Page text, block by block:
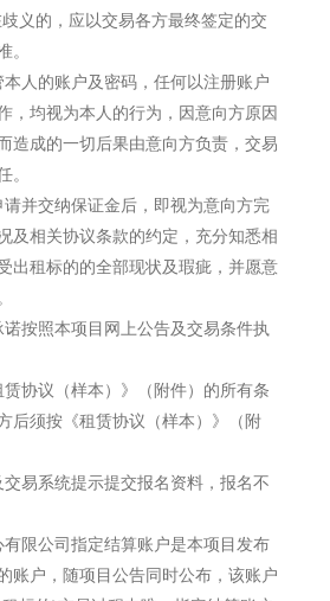
义的，应以交易各方最终签定的交
。
人的账户及密码，任何以注册账户
，均视为本人的行为，因意向方原因
造成的一切后果由意向方负责，交易
。
并交纳保证金后，即视为意向方完
及相关协议条款的约定，充分知悉相
出租标的的全部现状及瑕疵，并愿意
按照本项目网上公告及交易条件执
协议（样本）》（附件）的所有条
后须按《租赁协议（样本）》（附
交易系统提示提交报名资料，报名不
限公司指定结算账户是本项目发布
账户，随项目公告同时公布，该账户